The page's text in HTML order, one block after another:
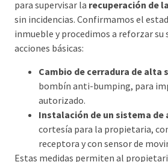
para supervisar la recuperación de
sin incidencias. Confirmamos el
inmueble y procedimos a reforzar su
acciones básicas:
Cambio de cerradura de alta
bombín anti-bumping, para
autorizado.
Instalación de un sistema de
cortesía para la propietaria,
receptora y con sensor de
Estas medidas permiten al